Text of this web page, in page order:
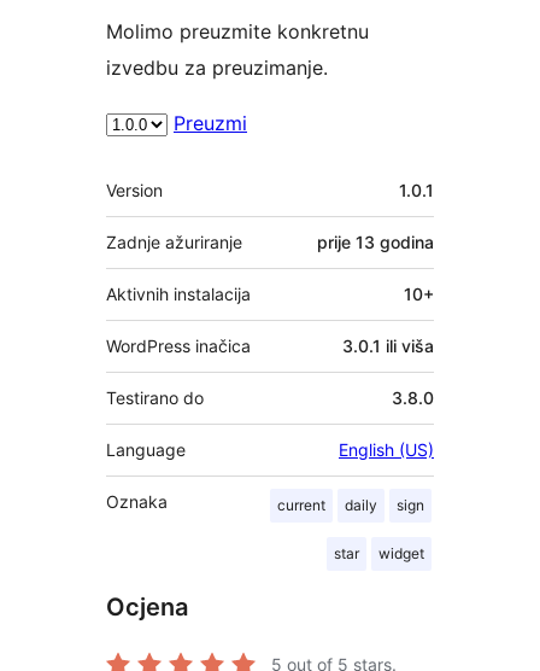
Molimo preuzmite konkretnu
izvedbu za preuzimanje.
Preuzmi
Meta
Version 1.0.1
Zadnje ažuriranje prije 13 godina
Aktivnih instalacija 10+
WordPress inačica 3.0.1 ili viša
Testirano do 3.8.0
Language English (US)
Oznaka current daily sign
star widget
Ocjena
5 out of 5 stars.